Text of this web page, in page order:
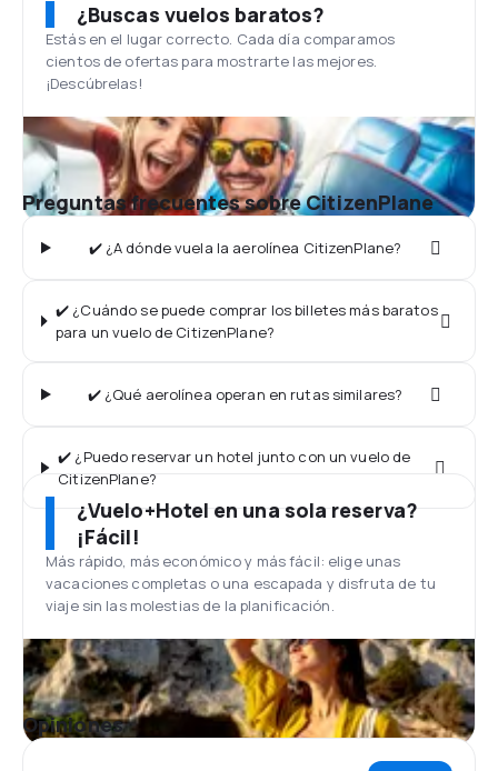
¿Buscas vuelos baratos?
Estás en el lugar correcto. Cada día comparamos
cientos de ofertas para mostrarte las mejores.
¡Descúbrelas!
Preguntas frecuentes sobre CitizenPlane
✔️ ¿A dónde vuela la aerolínea CitizenPlane?
✔️ ¿Cuándo se puede comprar los billetes más baratos
para un vuelo de CitizenPlane?
✔️ ¿Qué aerolínea operan en rutas similares?
✔️ ¿Puedo reservar un hotel junto con un vuelo de
CitizenPlane?
¿Vuelo+Hotel en una sola reserva?
¡Fácil!
Más rápido, más económico y más fácil: elige unas
vacaciones completas o una escapada y disfruta de tu
viaje sin las molestias de la planificación.
Opiniones